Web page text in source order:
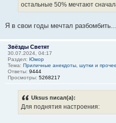
остальные 50% мечтают
Я в свои годы мечтал разбомбить...
Звёзды Светят
30.07.2024, 04:17
Раздел: Юмор
Тема: Приличные анекдоты, шутки и прочее
Ответы: 9444
Просмотры: 5268217
Uksus писал(а):
Для поднятия настроения: